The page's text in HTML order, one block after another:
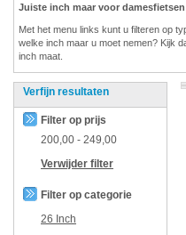
Juiste inch maar voor damesfietsen
Met het menu links kunt u filteren op
welke inch maar u moet nemen? Kijk
inch maat.
Verfijn resultaten
Filter op prijs
200,00 - 249,00
Verwijder filter
Filter op categorie
26 Inch